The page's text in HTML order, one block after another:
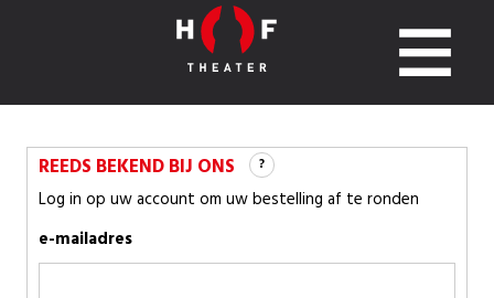
REEDS BEKEND BIJ ONS ?
Log in op uw account om uw bestelling af te ronden
e-mailadres